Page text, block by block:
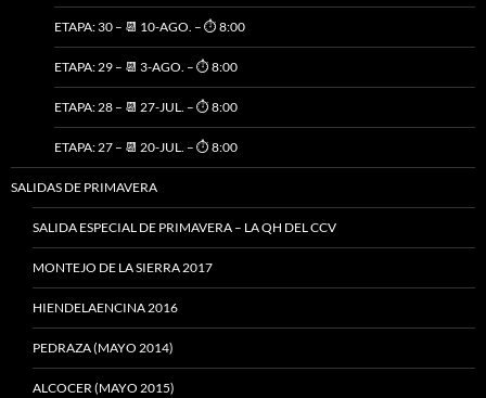
ETAPA: 30 – 📆 10-AGO. – ⏱️ 8:00
ETAPA: 29 – 📆 3-AGO. – ⏱️ 8:00
ETAPA: 28 – 📆 27-JUL. – ⏱️ 8:00
ETAPA: 27 – 📆 20-JUL. – ⏱️ 8:00
SALIDAS DE PRIMAVERA
SALIDA ESPECIAL DE PRIMAVERA – LA QH DEL CCV
MONTEJO DE LA SIERRA 2017
HIENDELAENCINA 2016
PEDRAZA (MAYO 2014)
ALCOCER (MAYO 2015)